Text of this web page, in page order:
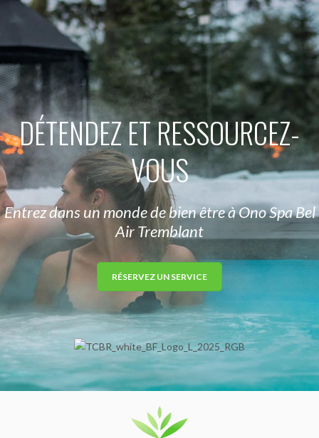
DÉTENDEZ ET RESSOURCEZ-
VOUS
Entrez dans un monde de bien être à Ono Spa Bel
Air Tremblant
RÉSERVEZ UN SERVICE